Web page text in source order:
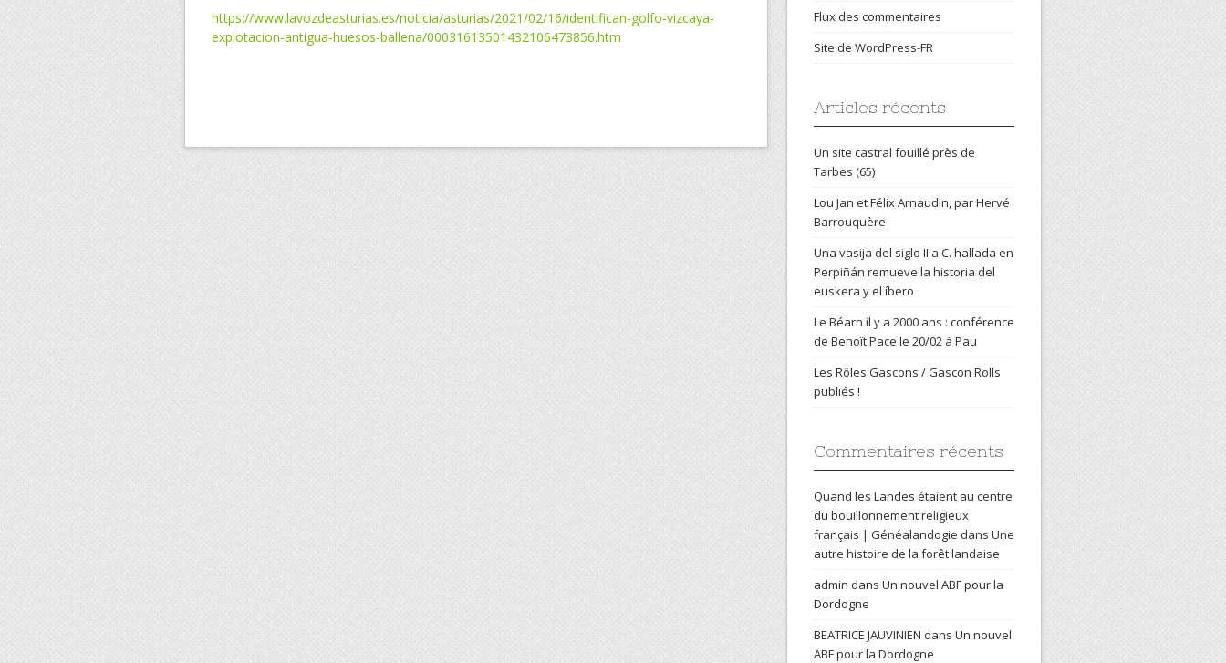
https://www.lavozdeasturias.es/noticia/asturias/2021/02/16/identifican-golfo-vizcaya-
explotacion-antigua-huesos-ballena/00031613501432106473856.htm
Flux des commentaires
Site de WordPress-FR
Articles récents
Un site castral fouillé près de
Tarbes (65)
Lou Jan et Félix Arnaudin, par Hervé
Barrouquère
Una vasija del siglo II a.C. hallada en
Perpiñán remueve la historia del
euskera y el íbero
Le Béarn il y a 2000 ans : conférence
de Benoît Pace le 20/02 à Pau
Les Rôles Gascons / Gascon Rolls
publiés !
Commentaires récents
Quand les Landes étaient au centre
du bouillonnement religieux
français | Généalandogie dans Une
autre histoire de la forêt landaise
admin dans Un nouvel ABF pour la
Dordogne
BEATRICE JAUVINIEN dans Un nouvel
ABF pour la Dordogne